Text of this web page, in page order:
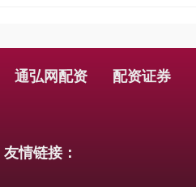
通弘网配资 配资证券
友情链接：